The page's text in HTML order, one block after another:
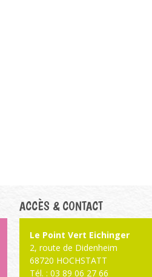
ACCÈS & CONTACT
Le Point Vert Eichinger
2, route de Didenheim
68720 HOCHSTATT
Tél. : 03 89 06 27 66